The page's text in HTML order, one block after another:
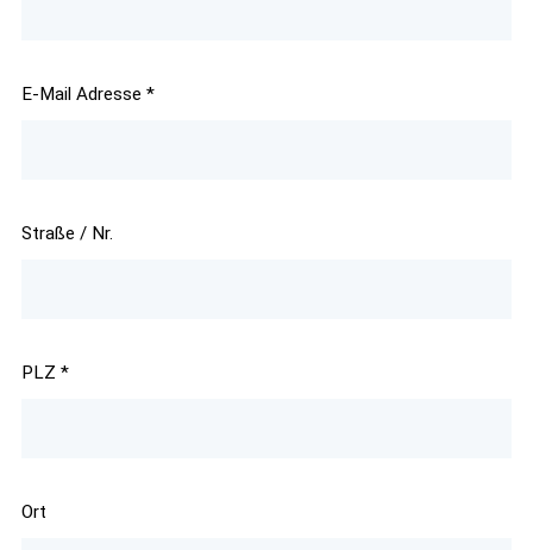
E-Mail Adresse *
Straße / Nr.
PLZ *
Ort